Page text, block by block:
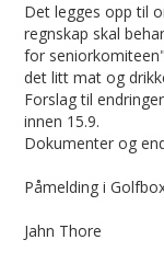
Det legges opp til
regnskap skal
for
det litt mat og
Forslag til
innen 15.9.
Dokumenter og
Påmelding i
Jahn Thore